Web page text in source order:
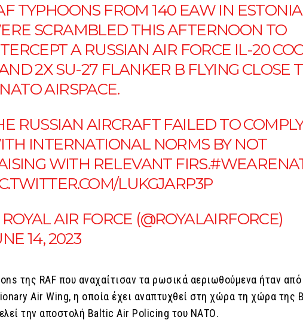
TYPHOONS FROM 140 EAW IN ESTONIA
SCRAMBLED THIS AFTERNOON TO
A RUSSIAN AIR FORCE IL-20
2X SU-27 FLANKER B FLYING CLOSE
AIRSPACE.
RUSSIAN AIRCRAFT FAILED TO
INTERNATIONAL NORMS BY NOT
WITH RELEVANT FIRS.
LUKGJARP3P
AIR FORCE (@ROYALAIRFORCE)
14, 2023
της RAF που αναχαίτισαν τα ρωσικά αεριωθούμενα ήταν
Air Wing, η οποία έχει αναπτυχθεί στη χώρα τη χώρα της
την αποστολή Baltic Air Policing του ΝΑΤΟ.